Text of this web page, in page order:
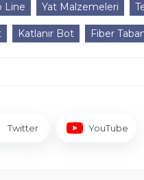
Line Yat Malzemeleri
Katlanır Bot Fiber
Twitter YouTube